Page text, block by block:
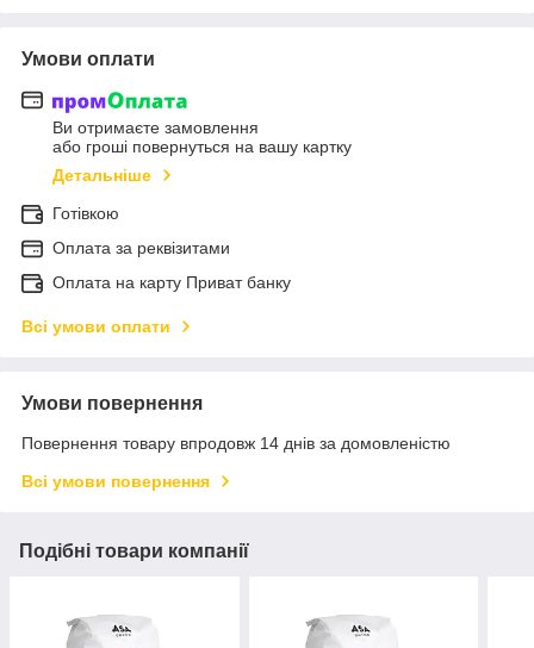
Умови оплати
Ви отримаєте замовлення
або гроші повернуться на вашу картку
Детальніше
Готівкою
Оплата за реквізитами
Оплата на карту Приват банку
Всі умови оплати
Умови повернення
Повернення товару впродовж 14 днів за домовленістю
Всі умови повернення
Подібні товари компанії